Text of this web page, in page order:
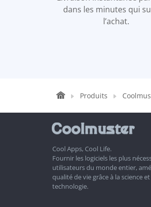
dans les minutes qui
l’achat.
Produits
Cool Apps, Cool Life.
Fournir les logiciels les plus
utilisateurs du monde entier,
qualité de vie grâce à la science et
technologie.